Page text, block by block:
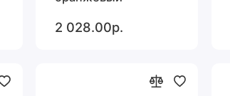
2 028.00р.